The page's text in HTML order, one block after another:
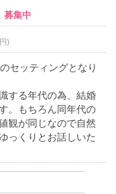
募集中
)
セッティングとなり
する年代の為、結婚
。もちろん同年代の
観が同じなので自然
っくりとお話しいた